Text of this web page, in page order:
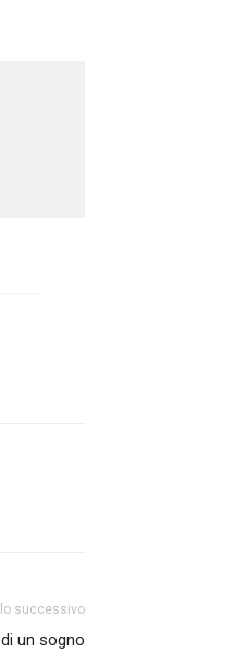
successivo
un sogno